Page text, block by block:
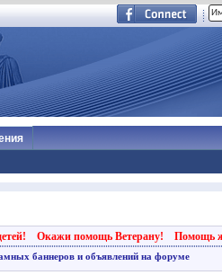
Окажи помощь Ветерану! Помощь
баннеров и объявлений на форуме